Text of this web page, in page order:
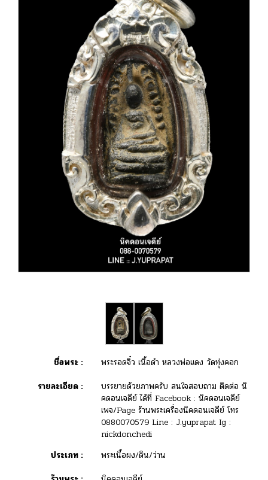
ชื่อพระ :
พระรอดจิ๋ว เนื้อดำ หลวงพ่อแดง วัดทุ่งคอก
รายละเอียด :
บรรยายด้วยภาพครับ สนใจสอบถาม ติดต่อ นิ
คดอนเจดีย์ ได้ที่ Facebook : นิคดอนเจดีย์
เพจ/Page ร้านพระเครื่องนิคดอนเจดีย์ โทร
0880070579 Line : J.yuprapat Ig :
nickdonchedi
ประเภท :
พระเนื้อผง/ดิน/ว่าน